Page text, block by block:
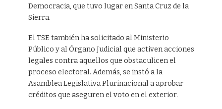
Democracia, que tuvo lugar en Santa Cruz de la
Sierra.
El TSE también ha solicitado al Ministerio
Público y al Órgano Judicial que activen acciones
legales contra aquellos que obstaculicen el
proceso electoral. Además, se instó a la
Asamblea Legislativa Plurinacional a aprobar
créditos que aseguren el voto en el exterior.